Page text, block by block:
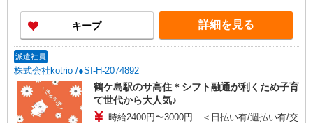
キープ 詳細を見る
派遣社員
株式会社kotrio /●SI-H-2074892
鶴ケ島駅のサ高住＊シフト融通が利くため子育
て世代から大人気♪
時給2400円〜3000円 ＜日払い有/週払い有/交